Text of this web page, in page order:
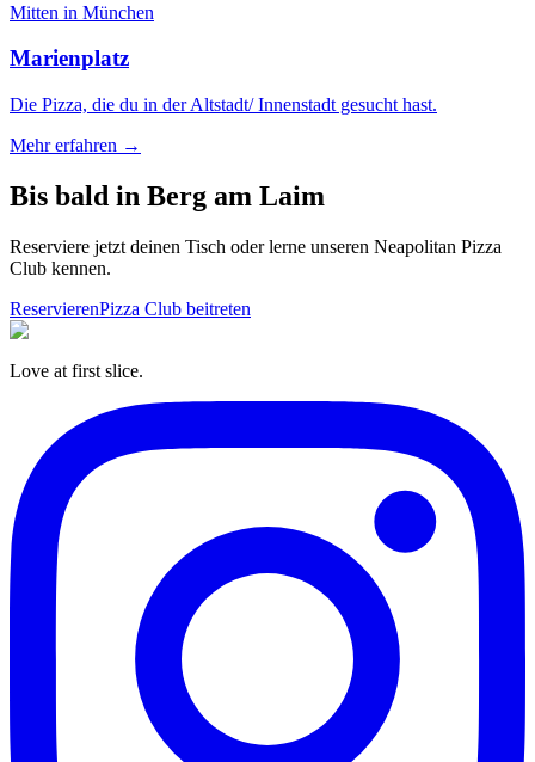
Mitten in München
Marienplatz
Die Pizza, die du in der Altstadt/ Innenstadt gesucht hast.
Mehr erfahren →
Bis bald in Berg am Laim
Reserviere jetzt deinen Tisch oder lerne unseren Neapolitan Pizza
Club kennen.
ReservierenPizza Club beitreten
Love at first slice.